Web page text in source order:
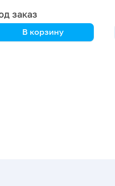
заказ
В корзину